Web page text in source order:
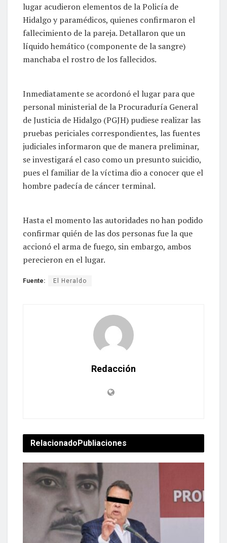
lugar acudieron elementos de la Policía de
Hidalgo y paramédicos, quienes confirmaron el
fallecimiento de la pareja. Detallaron que un
líquido hemático (componente de la sangre)
manchaba el rostro de los fallecidos.
Inmediatamente se acordonó el lugar para que
personal ministerial de la Procuraduría General
de Justicia de Hidalgo (PGJH) pudiese realizar las
pruebas periciales correspondientes, las fuentes
judiciales informaron que de manera preliminar,
se investigará el caso como un presunto suicidio,
pues el familiar de la víctima dio a conocer que el
hombre padecía de cáncer terminal.
Hasta el momento las autoridades no han podido
confirmar quién de las dos personas fue la que
accionó el arma de fuego, sin embargo, ambos
perecieron en el lugar.
Fuente: El Heraldo
Redacción
RelacionadoPubliaciones